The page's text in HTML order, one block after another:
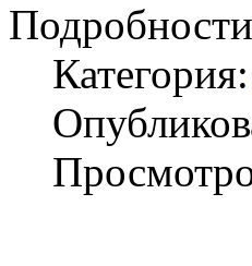
Подробности
Категория: